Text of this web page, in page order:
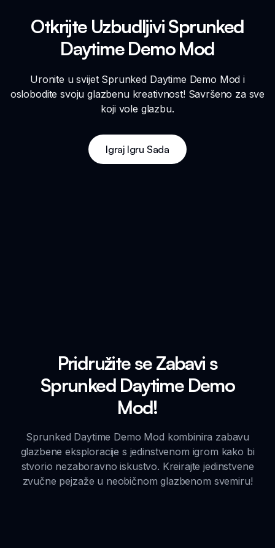
Otkrijte Uzbudljivi Sprunked
Daytime Demo Mod
Uronite u svijet Sprunked Daytime Demo Mod i
oslobodite svoju glazbenu kreativnost! Savršeno za sve
koji vole glazbu.
Igraj Igru Sada
Pridružite se Zabavi s
Sprunked Daytime Demo
Mod!
Sprunked Daytime Demo Mod kombinira zabavu
glazbene eksploracije s jedinstvenom igrom kako bi
stvorio nezaboravno iskustvo. Kreirajte jedinstvene
zvučne pejzaže u neobičnom glazbenom svemiru!